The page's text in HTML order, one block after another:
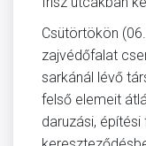
Csütörtökön
zajvédőfalat
sarkánál lévő
felső elemeit
daruzási,